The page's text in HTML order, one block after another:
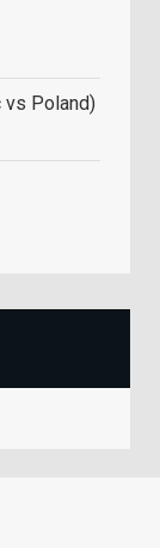
vs Poland)